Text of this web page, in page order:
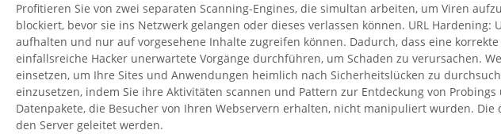
Profitieren Sie von zwei separaten Scanning-Engines, die simultan arbeiten, um Viren
blockiert, bevor sie ins Netzwerk gelangen oder dieses verlassen können. URL
aufhalten und nur auf vorgesehene Inhalte zugreifen können. Dadurch, dass eine
einfallsreiche Hacker unerwartete Vorgänge durchführen, um Schaden zu verursachen.
einsetzen, um Ihre Sites und Anwendungen heimlich nach Sicherheitslücken zu
einzusetzen, indem Sie ihre Aktivitäten scannen und Pattern zur Entdeckung von
Datenpakete, die Besucher von Ihren Webservern erhalten, nicht manipuliert wurden.
den Server geleitet werden.